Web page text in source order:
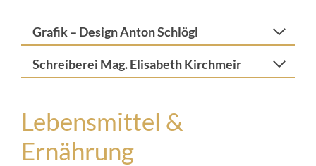
Grafik – Design Anton Schlögl
Schreiberei Mag. Elisabeth Kirchmeir
Lebensmittel &
Ernährung